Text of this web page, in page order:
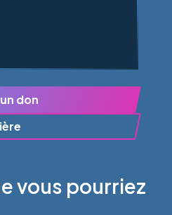
don
vous pourriez